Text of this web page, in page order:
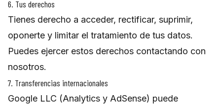
6. Tus derechos
Tienes derecho a acceder, rectificar, suprimir,
oponerte y limitar el tratamiento de tus datos.
Puedes ejercer estos derechos contactando con
nosotros.
7. Transferencias internacionales
Google LLC (Analytics y AdSense) puede